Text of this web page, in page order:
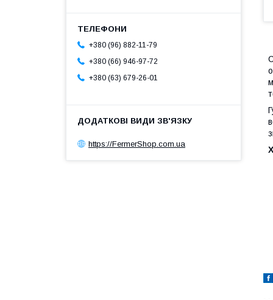
+380 (96) 882-11-79
+380 (66) 946-97-72
+380 (63) 679-26-01
https://FermerShop.com.ua